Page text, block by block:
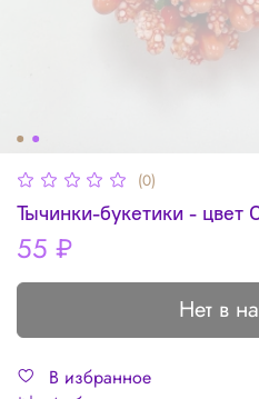
(0)
Тычинки-букетики -
55 ₽
Нет в
В избранное